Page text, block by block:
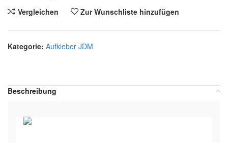
Vergleichen
Zur Wunschliste hinzufügen
Kategorie: Aufkleber JDM
Beschreibung